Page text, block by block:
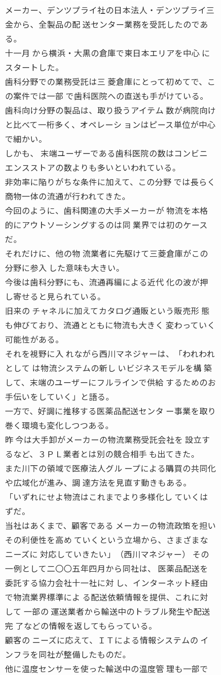
メーカー、デンツプライ社の日本法人・デンツプライ三
金から、全製品の配 送センター業務を受託したのであ
る。
十一月 から横浜・大黒の倉庫で東日本エリアを中心 に
スタートした。
歯科分野での業務受託は三 菱倉庫にとって初めてで、こ
の案件では一部 で歯科医院への直送も手がけている。
歯科向け分野の製品は、取り扱うアイテム 数が病院向け
と比べて一桁多く、オペレーシ ョンはピース単位が中心
で細かい。
しかも、 末端ユーザーである歯科医院の数はコンビニ
エンスストアの数よりも多いといわれている。
非効率に陥りがちな条件に加えて、この分野 では長らく
商物一体の流通が行われてきた。
今回のように、歯科関連の大手メーカーが 物流を本格
的にアウトソーシングするのは同 業界では初のケース
だ。
それだけに、他の物 流業者に先駆けて三菱倉庫がこの
分野に参入 した意味も大きい。
今後は歯科分野にも、流通再編による近代 化の波が押
し寄せると見られている。
旧来の チャネルに加えてカタログ通販という販売形 態
も伸びており、流通とともに物流も大きく 変わっていく
可能性がある。
それを視野に入 れながら西川マネジャーは、「われわれ
として は物流システムの新し いビジネスモデルを構 築
して、末端のユーザーにフルラインで供給 するためのお
手伝いをしていく」と語る。
一方で、好調に推移する医薬品配送センタ ー事業を取り
巻く環境も変化しつつある。
昨 今は大手卸がメーカーの物流業務受託会社を 設立す
るなど、３ＰＬ業者とは別の競合相手 も出てきた。
また川下の領域で医療法人グル ープによる購買の共同化
や広域化が進み、調 達方法を見直す動きもある。
「いずれにせよ物流はこれまでより多様化し ていくは
ずだ。
当社はあくまで、顧客である メーカーの物流政策を担い
その利便性を高め ていくという立場から、さまざまな
ニーズに 対応していきたい」（西川マネジャー） その
一例として二〇〇五年四月から同社は、 医薬品配送を
委託する協力会社十一社に対 し、インターネット経由
で物流業界標準によ る配送依頼情報を提供、これに対
して 一部の 運送業者から輸送中のトラブル発生や配送
完 了などの情報を返してもらっている。
顧客の ニーズに応えて、ＩＴによる情報システムの イ
ンフラを同社が整備したものだ。
他に温度センサーを使った輸送中の温度管 理も一部で